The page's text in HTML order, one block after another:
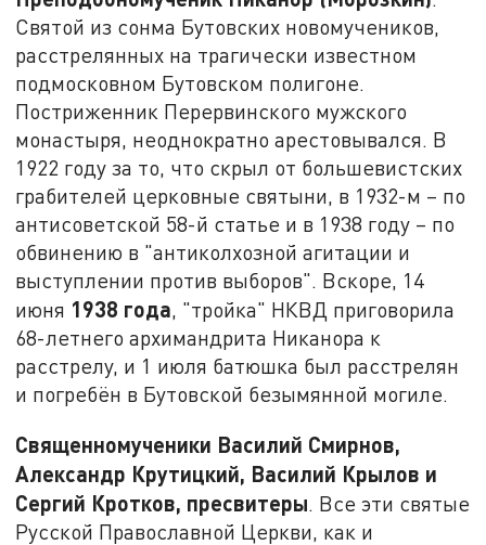
Святой из сонма Бутовских новомучеников,
расстрелянных на трагически известном
подмосковном Бутовском полигоне.
Постриженник Перервинского мужского
монастыря, неоднократно арестовывался. В
1922 году за то, что скрыл от большевистских
грабителей церковные святыни, в 1932-м – по
антисоветской 58-й статье и в 1938 году – по
обвинению в "антиколхозной агитации и
выступлении против выборов". Вскоре, 14
июня 1938 года, "тройка" НКВД приговорила
68-летнего архимандрита Никанора к
расстрелу, и 1 июля батюшка был расстрелян
и погребён в Бутовской безымянной могиле.
Священномученики Василий Смирнов,
Александр Крутицкий, Василий Крылов и
Сергий Кротков, пресвитеры . Все эти святые
Русской Православной Церкви, как и